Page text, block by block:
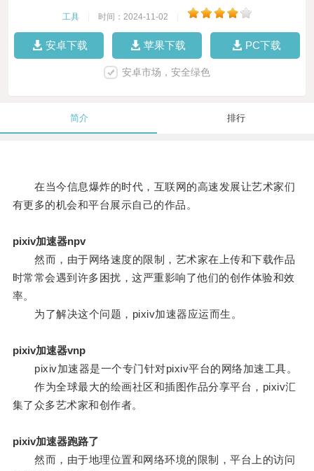
工具 时间：2024-11-02
安卓下载 苹果下载 PC下载
安卓市场，安全绿色
简介 排行
在当今信息爆炸的时代，互联网的高速发展让艺术家们
有更多的机会和平台展示自己的作品。
pixiv加速器npv
然而，由于网络速度的限制，艺术家在上传和下载作品
时常常会遇到许多困扰，这严重影响了他们的创作体验和效
率。
为了解决这个问题，pixiv加速器应运而生。
pixiv加速器vnp
pixiv加速器是一个专门针对pixiv平台的网络加速工具。
作为全球最大的绘画社区和插图作品分享平台，pixiv汇
集了众多艺术家和创作者。
pixiv加速器跑路了
然而，由于地理位置和网络环境的限制，平台上的访问